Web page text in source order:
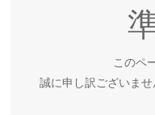
このペ
誠に申し訳ございませ